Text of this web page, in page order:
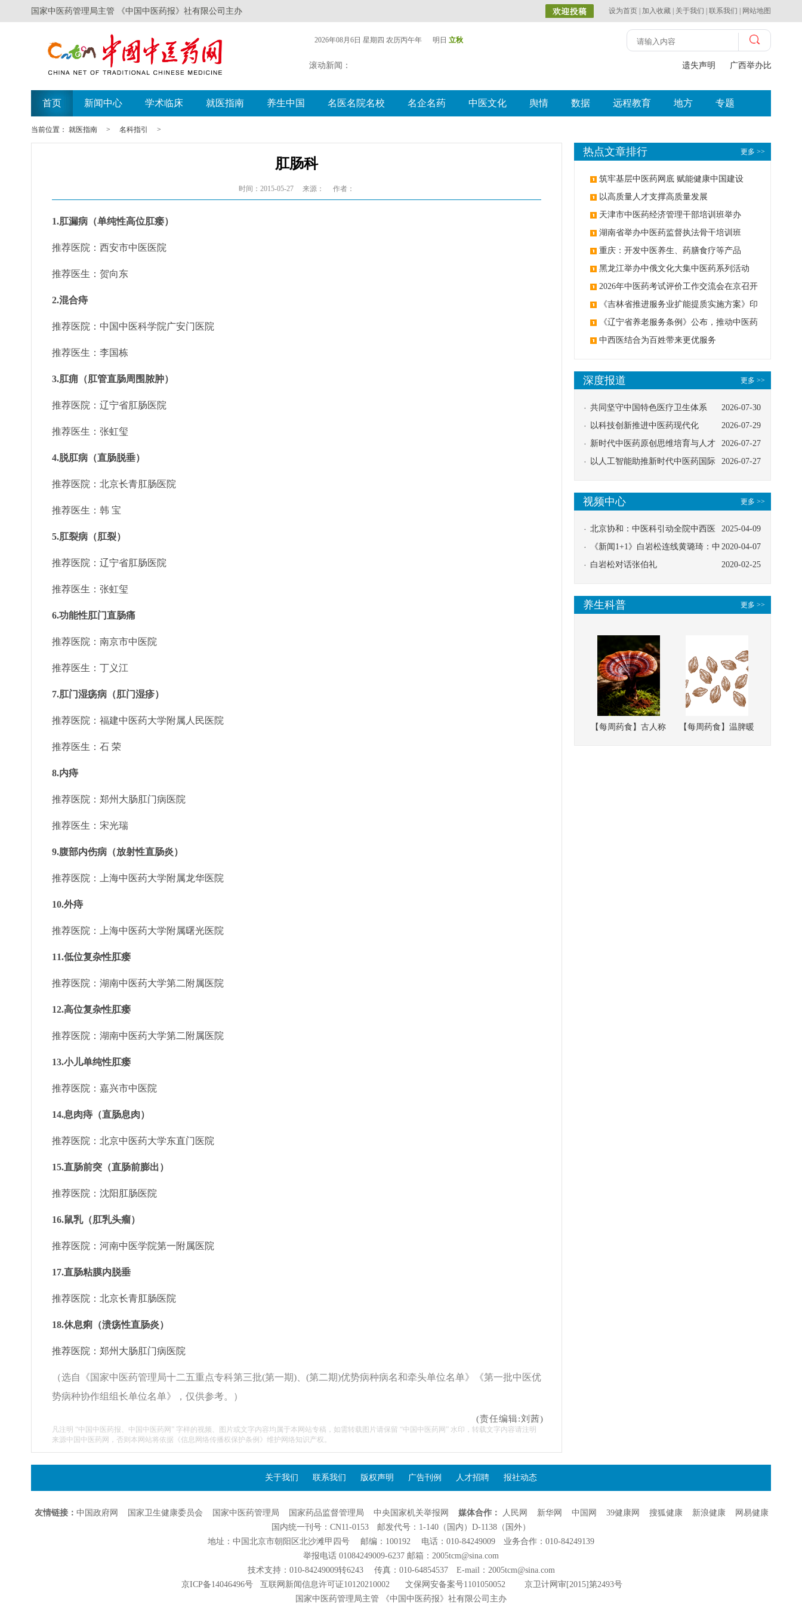
国家中医药管理局主管 《中国中医药报》社有限公司主办 设为首页 加入收藏 关于我们 联系我们 网站地图
2026年08月6日 星期四 农历丙午年 明日 立秋
滚动新闻： 遗失声明 广西举办比赛探索
首页 新闻中心 学术临床 就医指南 养生中国 名医名院名校 名企名药 中医文化 舆情 数据 远程教育 地方 专题
当前位置： 就医指南 > 名科指引 >
肛肠科
时间：2015-05-27 来源： 作者：
1.肛漏病（单纯性高位肛瘘）
推荐医院：西安市中医医院
推荐医生：贺向东
2.混合痔
推荐医院：中国中医科学院广安门医院
推荐医生：李国栋
3.肛痈（肛管直肠周围脓肿）
推荐医院：辽宁省肛肠医院
推荐医生：张虹玺
4.脱肛病（直肠脱垂）
推荐医院：北京长青肛肠医院
推荐医生：韩 宝
5.肛裂病（肛裂）
推荐医院：辽宁省肛肠医院
推荐医生：张虹玺
6.功能性肛门直肠痛
推荐医院：南京市中医院
推荐医生：丁义江
7.肛门湿疡病（肛门湿疹）
推荐医院：福建中医药大学附属人民医院
推荐医生：石 荣
8.内痔
推荐医院：郑州大肠肛门病医院
推荐医生：宋光瑞
9.腹部内伤病（放射性直肠炎）
推荐医院：上海中医药大学附属龙华医院
10.外痔
推荐医院：上海中医药大学附属曙光医院
11.低位复杂性肛瘘
推荐医院：湖南中医药大学第二附属医院
12.高位复杂性肛瘘
推荐医院：湖南中医药大学第二附属医院
13.小儿单纯性肛瘘
推荐医院：嘉兴市中医院
14.息肉痔（直肠息肉）
推荐医院：北京中医药大学东直门医院
15.直肠前突（直肠前膨出）
推荐医院：沈阳肛肠医院
16.鼠乳（肛乳头瘤）
推荐医院：河南中医学院第一附属医院
17.直肠粘膜内脱垂
推荐医院：北京长青肛肠医院
18.休息痢（溃疡性直肠炎）
推荐医院：郑州大肠肛门病医院
（选自《国家中医药管理局十二五重点专科第三批(第一期)、(第二期)优势病种病名和牵头单位名单》《第一批中医优
势病种协作组组长单位名单》，仅供参考。）
(责任编辑:刘茜)
凡注明 “中国中医药报、中国中医药网” 字样的视频、图片或文字内容均属于本网站专稿，如需转载图片请保留 “中国中医药网” 水印，转载文字内容请注明
来源中国中医药网，否则本网站将依据《信息网络传播权保护条例》维护网络知识产权。
更多 >>
热点文章排行
筑牢基层中医药网底 赋能健康中国建设
以高质量人才支撑高质量发展
天津市中医药经济管理干部培训班举办
湖南省举办中医药监督执法骨干培训班
重庆：开发中医养生、药膳食疗等产品
黑龙江举办中俄文化大集中医药系列活动
2026年中医药考试评价工作交流会在京召开
《吉林省推进服务业扩能提质实施方案》印
发：创建中医类国家医学中心
《辽宁省养老服务条例》公布，推动中医药
与养老融合发展
中西医结合为百姓带来更优服务
更多 >>
深度报道
2026-07-30
共同坚守中国特色医疗卫生体系
2026-07-29
以科技创新推进中医药现代化
2026-07-27
新时代中医药原创思维培育与人才
发展路径探索
2026-07-27
以人工智能助推新时代中医药国际
更多 >>
视频中心
2025-04-09
北京协和：中医科引动全院中西医
协同
2020-04-07
《新闻1+1》白岩松连线黄璐琦：中
医救治的临床效果
2020-02-25
白岩松对话张伯礼
更多 >>
养生科普
【每周药食】古人称
【每周药食】温脾暖
关于我们 联系我们 版权声明 广告刊例 人才招聘 报社动态
友情链接： 中国政府网 国家卫生健康委员会 国家中医药管理局 国家药品监督管理局 中央国家机关举报网 媒体合作： 人民网 新华网 中国网 39健康网 搜狐健康 新浪健康
网易健康
国内统一刊号：CN11-0153 邮发代号：1-140（国内）D-1138（国外）
地址：中国北京市朝阳区北沙滩甲四号 邮编：100192 电话：010-84249009 业务合作：010-84249139
举报电话 01084249009-6237 邮箱：2005tcm@sina.com
技术支持：010-84249009转6243 传真：010-64854537 E-mail：2005tcm@sina.com
京ICP备14046496号
互联网新闻信息许可证10120210002文保网安备案号1101050052 京卫计网审[2015]第2493号
国家中医药管理局主管 《中国中医药报》社有限公司主办